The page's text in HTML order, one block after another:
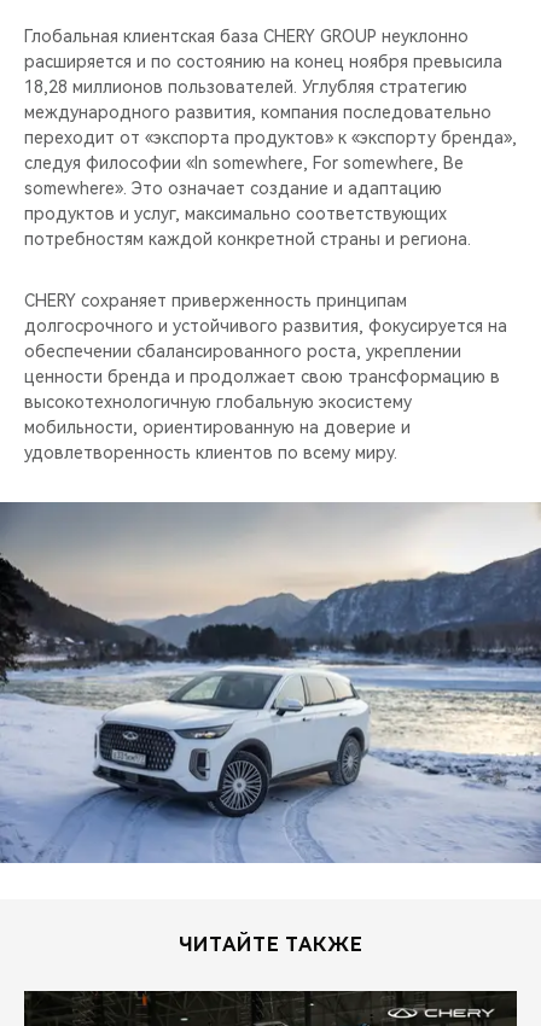
Глобальная клиентская база CHERY GROUP неуклонно
расширяется и по состоянию на конец ноября превысила
18,28 миллионов пользователей. Углубляя стратегию
международного развития, компания последовательно
переходит от «экспорта продуктов» к «экспорту бренда»,
следуя философии «In somewhere, For somewhere, Be
somewhere». Это означает создание и адаптацию
продуктов и услуг, максимально соответствующих
потребностям каждой конкретной страны и региона.
CHERY сохраняет приверженность принципам
долгосрочного и устойчивого развития, фокусируется на
обеспечении сбалансированного роста, укреплении
ценности бренда и продолжает свою трансформацию в
высокотехнологичную глобальную экосистему
мобильности, ориентированную на доверие и
удовлетворенность клиентов по всему миру.
ЧИТАЙТЕ ТАКЖЕ